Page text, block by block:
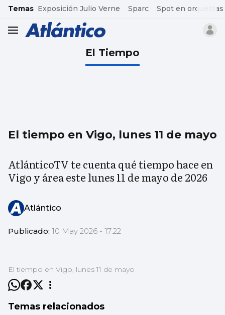
common.go-to-content
Temas Exposición Julio Verne Sparc Spot en orquestas
header.menu.open
El Tiempo
El tiempo en Vigo, lunes 11 de mayo
AtlánticoTV te cuenta qué tiempo hace en
Vigo y área este lunes 11 de mayo de 2026
Atlántico
Publicado: 10 May 2026 - 17:22
El tiempo en Vigo, lunes 11 de mayo
Temas relacionados